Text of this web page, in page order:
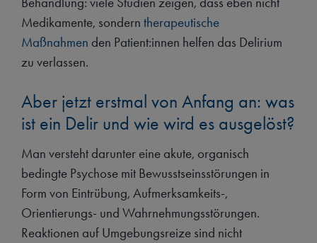
Medikamente, sondern therapeutische
Maßnahmen den Patient:innen helfen das Delirium
zu verlassen.
Aber jetzt erstmal von Anfang an: was
ist ein Delir und wie wird es ausgelöst?
Man versteht darunter eine akute, organisch
bedingte Psychose mit Bewusstseinsstörungen in
Form von Eintrübung, Aufmerksamkeits-,
Orientierungs- und Wahrnehmungsstörungen.
Reaktionen auf Umgebungsreize sind nicht